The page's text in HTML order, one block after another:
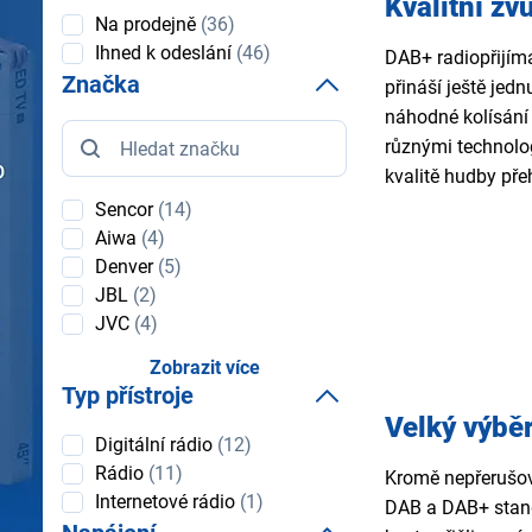
Kvalitní
DAB+
přináší ještě
náhodné
různými
kvalitě hudby
Velký
Kromě
DAB a DAB+
Dostupnost
Na prodejně (36)
Ihned k odeslání (46)
Značka
Značka
Sencor(14)
Aiwa (4)
Denver(5)
JBL (2)
JVC (4)
Zobrazit více
Typ přístroje
Typ
přístroje
Digitální rádio (12)
Rádio (11)
Internetové rádio (1)